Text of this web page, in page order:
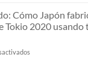
maratón.
continente.
que
decidió
espaldas
clásicos
apasionantes
fútbol
Cómo Japón
Tokio 2020 usando